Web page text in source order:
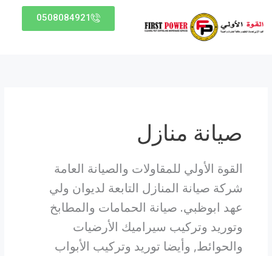
إلى
المحتوى
0508084921
صيانة منازل
القوة الأولي للمقاولات والصيانة العامة
شركة صيانة المنازل التابعة لديوان ولي
عهد ابوظبي. صيانة الحمامات والمطابخ
وتوريد وتركيب سيراميك الأرضيات
والحوائط, وأيضا توريد وتركيب الأبواب